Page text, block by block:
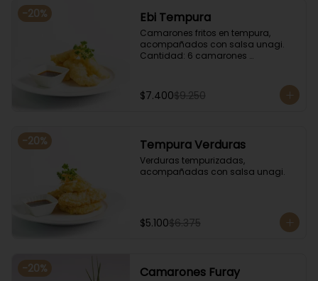
-20% Ebi Tempura
Camarones fritos en tempura,
acompañados con salsa unagi.
Cantidad: 6 camarones
$7.400$9.250
-20% Tempura Verduras
Verduras tempurizadas,
acompañadas con salsa unagi.
$5.100$6.375
-20% Camarones Furay